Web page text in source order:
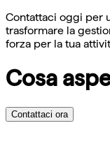
Contattaci oggi per
trasformare la
forza per la tua
Cosa
Contattaci ora